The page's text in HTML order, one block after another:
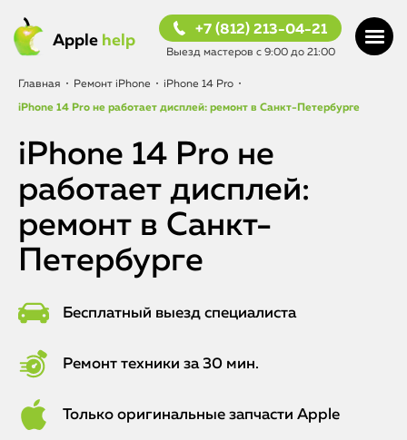
Apple help
+7 (812) 213-04-21
Выезд мастеров с 9:00 до 21:00
Главная • Ремонт iPhone • iPhone 14 Pro •
iPhone 14 Pro не работает дисплей: ремонт в Санкт-Петербурге
iPhone 14 Pro не
работает дисплей:
ремонт в Санкт-
Петербурге
Бесплатный выезд специалиста
Ремонт техники за 30 мин.
Только оригинальные запчасти Apple